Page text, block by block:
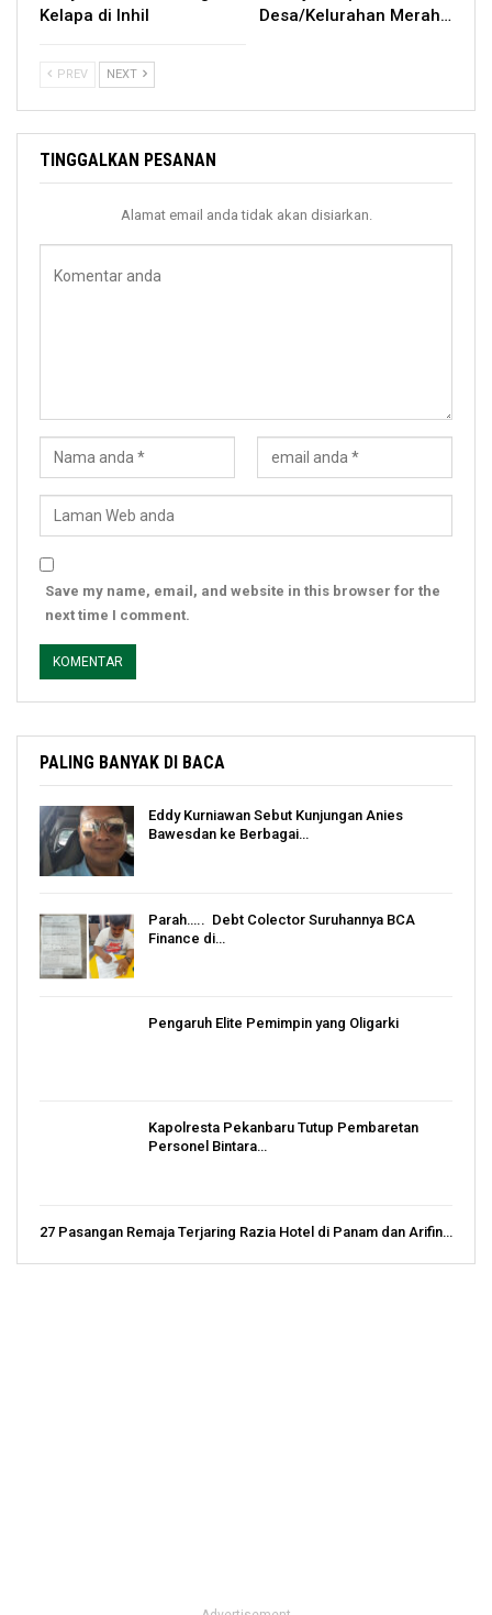
Kelapa di Inhil
Desa/Kelurahan Merah…
PREV NEXT
TINGGALKAN PESANAN
Alamat email anda tidak akan disiarkan.
Save my name, email, and website in this browser for the
next time I comment.
PALING BANYAK DI BACA
Eddy Kurniawan Sebut Kunjungan Anies
Bawesdan ke Berbagai…
Parah….. Debt Colector Suruhannya BCA
Finance di…
Pengaruh Elite Pemimpin yang Oligarki
Kapolresta Pekanbaru Tutup Pembaretan
Personel Bintara…
27 Pasangan Remaja Terjaring Razia Hotel di Panam dan Arifin…